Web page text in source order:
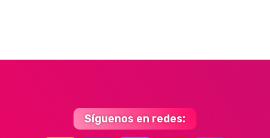
Síguenos en redes: